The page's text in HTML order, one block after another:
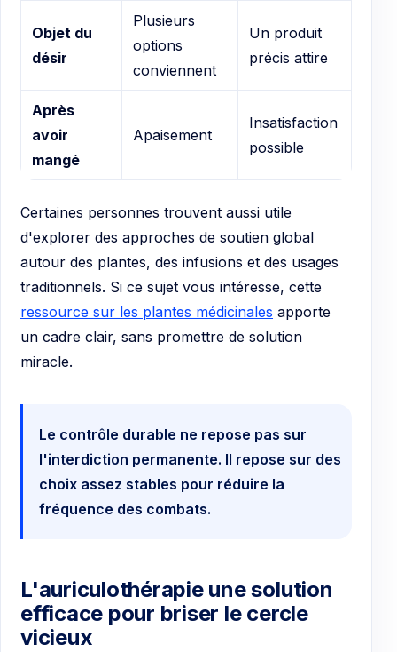
Objet du
désir
Plusieurs
options
conviennent
Un produit
précis attire
Après
avoir
mangé
Apaisement
Insatisfaction
possible
Certaines personnes trouvent aussi utile
d'explorer des approches de soutien global
autour des plantes, des infusions et des usages
traditionnels. Si ce sujet vous intéresse, cette
ressource sur les plantes médicinales apporte
un cadre clair, sans promettre de solution
miracle.
Le contrôle durable ne repose pas sur
l'interdiction permanente. Il repose sur des
choix assez stables pour réduire la
fréquence des combats.
L'auriculothérapie une solution
efficace pour briser le cercle
vicieux